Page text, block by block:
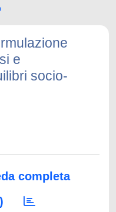
e
socio-
completa